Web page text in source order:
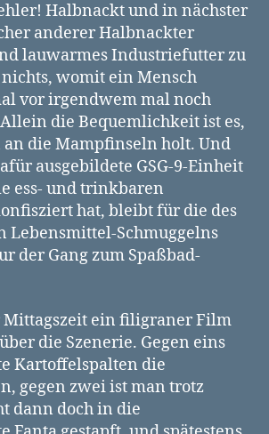
Halbnackt und in nächster
anderer Halbnackter
lauwarmes Industriefutter zu
womit ein Mensch
vor irgendwem mal noch
die Bequemlichkeit ist es,
an die Mampfinseln holt. Und
ausgebildete GSG-9-Einheit
ess- und trinkbaren
hat, bleibt für die des
Lebensmittel-Schmuggelns
der Gang zum Spaßbad-
Mittagszeit ein filigraner Film
die Szenerie. Gegen eins
Kartoffelspalten die
gegen zwei ist man trotz
dann doch in die